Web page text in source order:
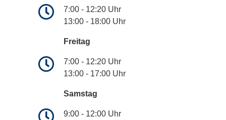
7:00 - 12:20 Uhr
13:00 - 18:00 Uhr
Freitag
7:00 - 12:20 Uhr
13:00 - 17:00 Uhr
Samstag
9:00 - 12:00 Uhr